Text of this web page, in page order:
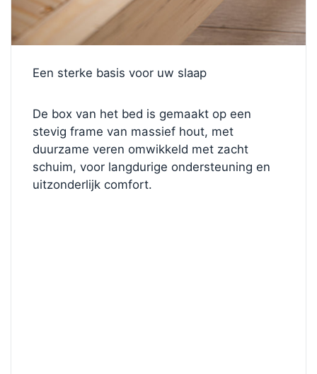
Een sterke basis voor uw slaap
De box van het bed is gemaakt op een
stevig frame van massief hout, met
duurzame veren omwikkeld met zacht
schuim, voor langdurige ondersteuning en
uitzonderlijk comfort.